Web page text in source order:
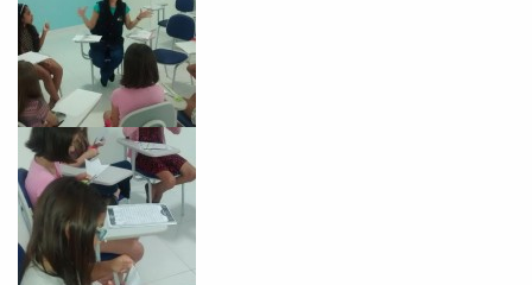
Você é aluno inFlux?
Sim